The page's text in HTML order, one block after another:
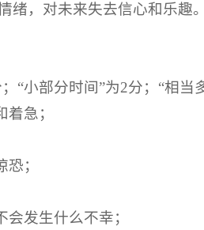
绪，对未来失去信心和乐
“小部分时间”为2分；“相当
急；
；
发生什么不幸；